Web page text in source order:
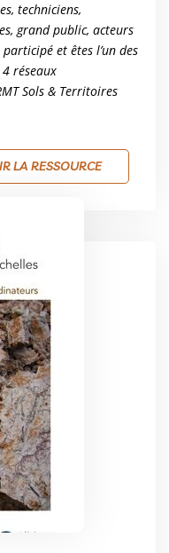
techniciens,
grand public, acteurs
et êtes l’un des
réseaux
Sols & Territoires
LA RESSOURCE